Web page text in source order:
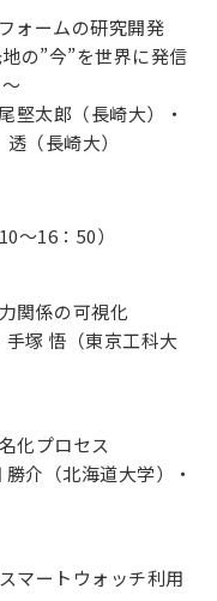
ォームの研究開発
の”今”を世界に発信
堅太郎（長崎大）・
（長崎大）
～16：50）
関係の可視化
塚 悟（東京工科大
化プロセス
介（北海道大学）・
マートウォッチ利用